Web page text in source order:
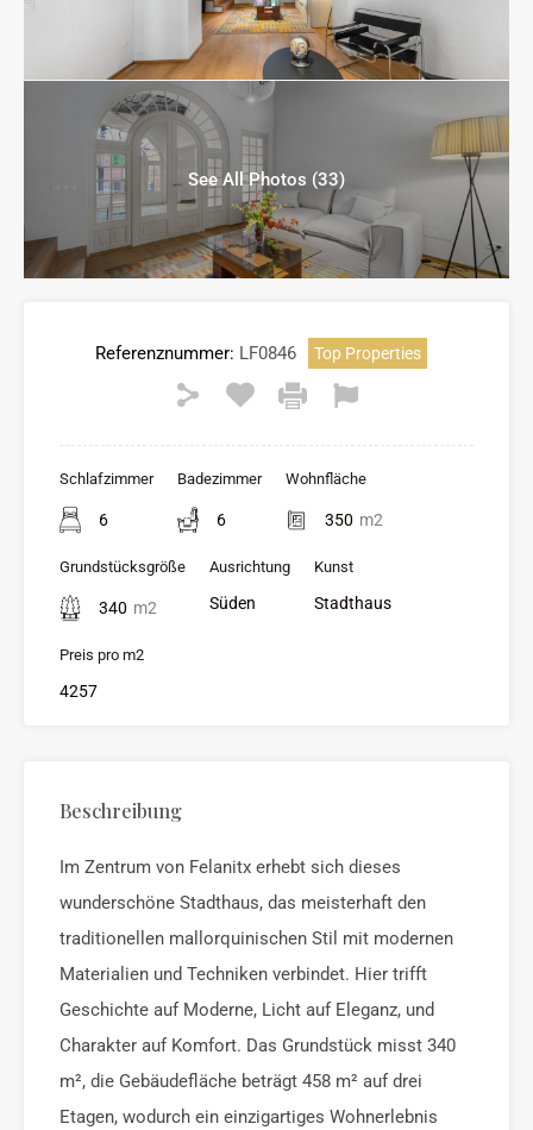
See All Photos (33)
Referenznummer: LF0846 Top Properties
Schlafzimmer
6
Badezimmer
6
Wohnfläche
350 m2
Grundstücksgröße
340 m2
Ausrichtung
Süden
Kunst
Stadthaus
Preis pro m2
4257
Beschreibung
Im Zentrum von Felanitx erhebt sich dieses
wunderschöne Stadthaus, das meisterhaft den
traditionellen mallorquinischen Stil mit modernen
Materialien und Techniken verbindet. Hier trifft
Geschichte auf Moderne, Licht auf Eleganz, und
Charakter auf Komfort. Das Grundstück misst 340
m², die Gebäudefläche beträgt 458 m² auf drei
Etagen, wodurch ein einzigartiges Wohnerlebnis